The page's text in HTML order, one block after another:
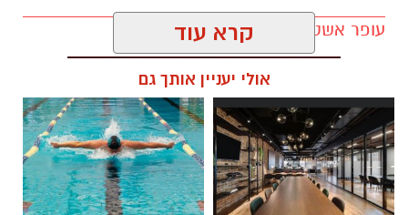
קורנליוס (29, 1.99 מ') גדל במחלקת הנוער של
המועדון וחוזר ללבוש את המדים הכתומים לאחר
מספר עונות בליגת העל, בהן צבר ניסיון במדי
הפועל באר שבע, עירוני נס ציונה, הפועל
גלבוע/גליל, הפועל ירושלים ואליצור נתניה.
בעונה החולפת שיחק במדי אליצור נתניה ורשם
ממוצעים של 7 נקודות ו-2.8 ריבאונדים למשחק.
עופר אשטוקר / 17:56 30.06.26
תגים:נבחרת הכדורסל עיריית ראשון לציון
קרא עוד
אולי יעניין אותך גם